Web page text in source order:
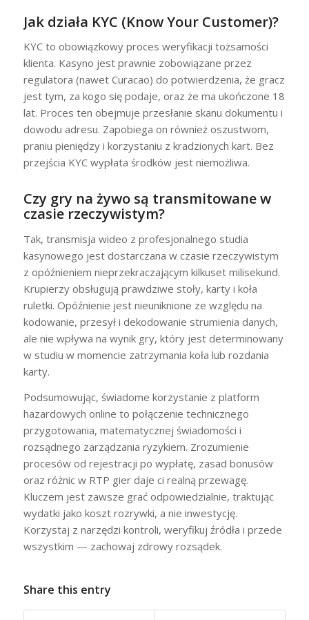
Jak działa KYC (Know Your Customer)?
KYC to obowiązkowy proces weryfikacji tożsamości
klienta. Kasyno jest prawnie zobowiązane przez
regulatora (nawet Curacao) do potwierdzenia, że gracz
jest tym, za kogo się podaje, oraz że ma ukończone 18
lat. Proces ten obejmuje przesłanie skanu dokumentu i
dowodu adresu. Zapobiega on również oszustwom,
praniu pieniędzy i korzystaniu z kradzionych kart. Bez
przejścia KYC wypłata środków jest niemożliwa.
Czy gry na żywo są transmitowane w
czasie rzeczywistym?
Tak, transmisja wideo z profesjonalnego studia
kasynowego jest dostarczana w czasie rzeczywistym
z opóźnieniem nieprzekraczającym kilkuset milisekund.
Krupierzy obsługują prawdziwe stoły, karty i koła
ruletki. Opóźnienie jest nieuniknione ze względu na
kodowanie, przesył i dekodowanie strumienia danych,
ale nie wpływa na wynik gry, który jest determinowany
w studiu w momencie zatrzymania koła lub rozdania
karty.
Podsumowując, świadome korzystanie z platform
hazardowych online to połączenie technicznego
przygotowania, matematycznej świadomości i
rozsądnego zarządzania ryzykiem. Zrozumienie
procesów od rejestracji po wypłatę, zasad bonusów
oraz różnic w RTP gier daje ci realną przewagę.
Kluczem jest zawsze grać odpowiedzialnie, traktując
wydatki jako koszt rozrywki, a nie inwestycję.
Korzystaj z narzędzi kontroli, weryfikuj źródła i przede
wszystkim — zachowaj zdrowy rozsądek.
Share this entry